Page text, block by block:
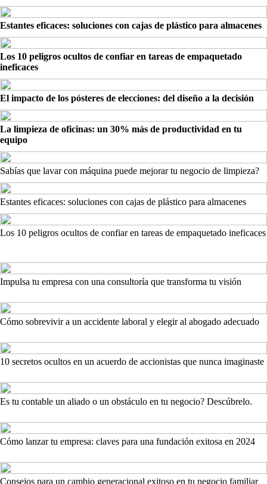
Estantes eficaces: soluciones con cajas de plástico para almacenes
Los 10 peligros ocultos de confiar en tareas de empaquetado
ineficaces
El impacto de los pósteres de elecciones: del diseño a la decisión
La limpieza de oficinas: un 30% más de productividad en tu
equipo
Sabías que lavar con máquina puede mejorar tu negocio de limpieza?
Estantes eficaces: soluciones con cajas de plástico para almacenes
Los 10 peligros ocultos de confiar en tareas de empaquetado ineficaces
Impulsa tu empresa con una consultoría que transforma tu visión
Cómo sobrevivir a un accidente laboral y elegir al abogado adecuado
10 secretos ocultos en un acuerdo de accionistas que nunca imaginaste
Es tu contable un aliado o un obstáculo en tu negocio? Descúbrelo.
Cómo lanzar tu empresa: claves para una fundación exitosa en 2024
Consejos para un cambio generacional exitoso en tu negocio familiar